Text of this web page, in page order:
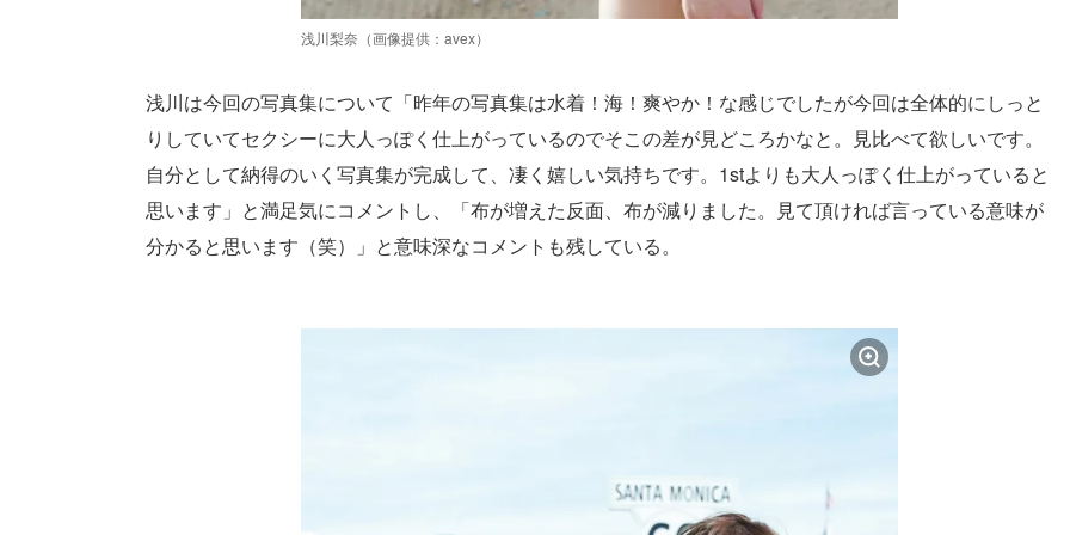
浅川梨奈（画像提供：avex）
浅川は今回の写真集について「昨年の写真集は水着！海！爽やか！な感じでしたが今回は全体的にしっと
りしていてセクシーに大人っぽく仕上がっているのでそこの差が見どころかなと。見比べて欲しいです。
自分として納得のいく写真集が完成して、凄く嬉しい気持ちです。1stよりも大人っぽく仕上がっていると
思います」と満足気にコメントし、「布が増えた反面、布が減りました。見て頂ければ言っている意味が
分かると思います（笑）」と意味深なコメントも残している。